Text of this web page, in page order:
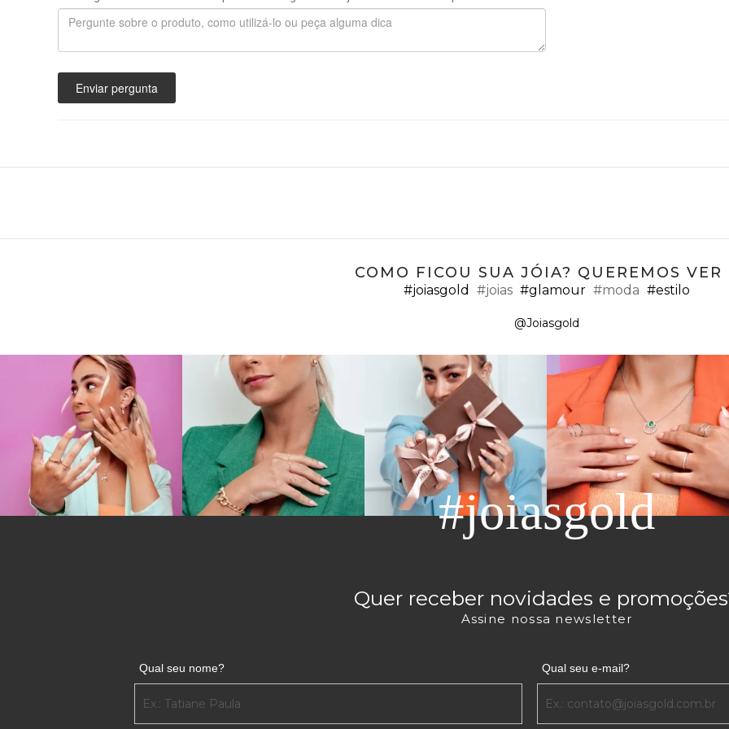
Enviar pergunta
COMO FICOU SUA JÓIA? QUEREMOS VER
#joiasgold #joias #glamour #moda #estilo
@Joiasgold
#joiasgold
Quer receber novidades e
Assine nossa newsletter
Qual seu nome? Qual seu e-mail?